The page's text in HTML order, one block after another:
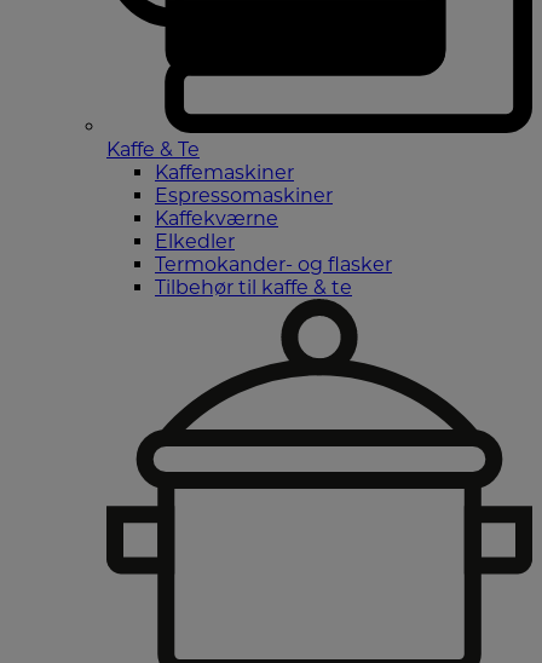
Kaffe & Te
Kaffemaskiner
Espressomaskiner
Kaffekværne
Elkedler
Termokander- og flasker
Tilbehør til kaffe & te